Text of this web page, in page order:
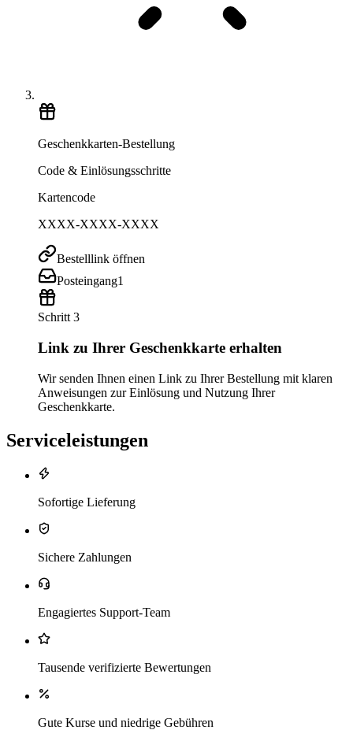
Geschenkkarten-Bestellung
Code & Einlösungsschritte
Kartencode
XXXX-XXXX-XXXX
Bestelllink öffnen
Posteingang1
Schritt 3
Link zu Ihrer Geschenkkarte erhalten
Wir senden Ihnen einen Link zu Ihrer Bestellung mit klaren
Anweisungen zur Einlösung und Nutzung Ihrer
Geschenkkarte.
Serviceleistungen
Sofortige Lieferung
Sichere Zahlungen
Engagiertes Support-Team
Tausende verifizierte Bewertungen
Gute Kurse und niedrige Gebühren